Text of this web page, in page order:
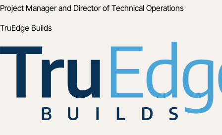
Project Manager and Director of Technical Operations
TruEdge Builds